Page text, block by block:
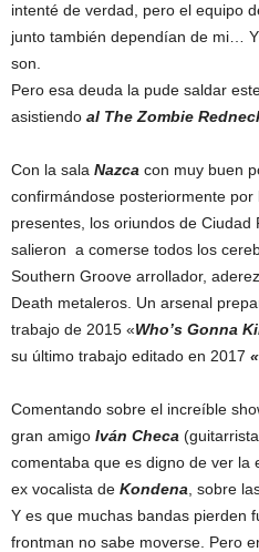
intenté de verdad, pero el equipo
junto también dependían de mi…
son.
Pero esa deuda la pude saldar
asistiendo al The Zombie
Con la sala Nazca con muy buen
confirmándose posteriormente
presentes, los oriundos de Ciudad
salieron a comerse todos los
Southern Groove arrollador,
Death metaleros. Un arsenal
trabajo de 2015 «Who’s Gonna
su último trabajo editado en 2017
Comentando sobre el increíble
gran amigo Iván Checa
comentaba que es digno de ver la
ex vocalista de Kondena , sobre
Y es que muchas bandas pierden
frontman no sabe moverse. Pero